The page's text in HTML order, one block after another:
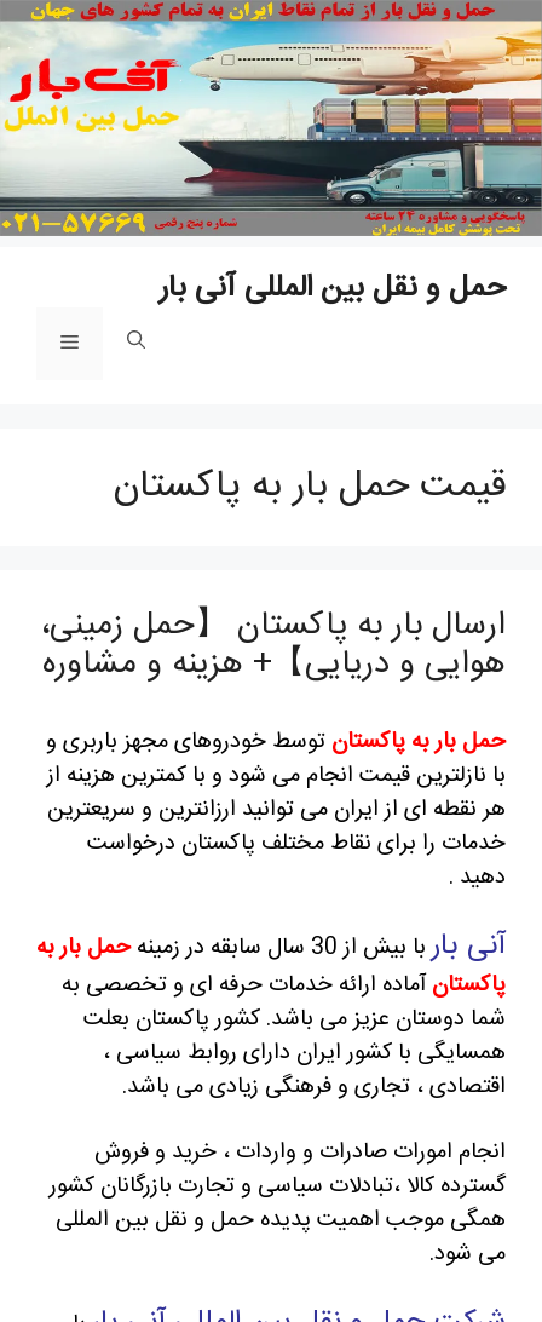
حمل و نقل بین المللی آنی بار
فهرست
قیمت حمل بار به پاکستان
ارسال بار به پاکستان 【حمل زمینی،
هوایی و دریایی】+ هزینه و مشاوره
حمل بار به پاکستان توسط خودروهای مجهز باربری و
با نازلترین قیمت انجام می شود و با کمترین هزینه از
هر نقطه ای از ایران می توانید ارزانترین و سریعترین
خدمات را برای نقاط مختلف پاکستان درخواست
دهید .
آنی باربا بیش از 30 سال سابقه در زمینه
حمل بار به
پاکستانآماده ارائه خدمات حرفه ای و تخصصی به
شما دوستان عزیز می باشد. کشور پاکستان بعلت
همسایگی با کشور ایران دارای روابط سیاسی ،
اقتصادی ، تجاری و فرهنگی زیادی می باشد.
انجام امورات صادرات و واردات ، خرید و فروش
گسترده کالا ،تبادلات سیاسی و تجارت بازرگانان کشور
همگی موجب اهمیت پدیده حمل و نقل بین المللی
می شود.